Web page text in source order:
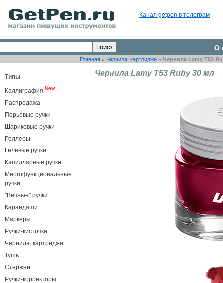
Канал getpen в телеграм
О
Главная » Чернила, картриджи » Чернила Lamy T53
Типы
Каллиграфия New
Распродажа
Перьевые ручки
Шариковые ручки
Роллеры
Гелевые ручки
Капиллярные ручки
Многофункциональные
ручки
"Вечные" ручки
Карандаши
Маркеры
Ручки-кисточки
Чернила, картриджи
Тушь
Стержни
Ручки-корректоры
Чернила Lamy T53 Ruby 30 мл